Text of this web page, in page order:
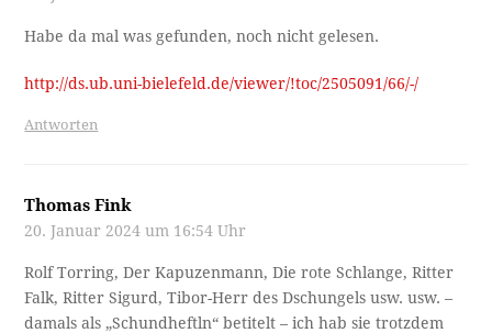
Habe da mal was gefunden, noch nicht gelesen.
http://ds.ub.uni-bielefeld.de/viewer/!toc/2505091/66/-/
Antworten
Thomas Fink
20. Januar 2024 um 16:54 Uhr
Rolf Torring, Der Kapuzenmann, Die rote Schlange, Ritter
Falk, Ritter Sigurd, Tibor-Herr des Dschungels usw. usw. –
damals als „Schundheftln“ betitelt – ich hab sie trotzdem